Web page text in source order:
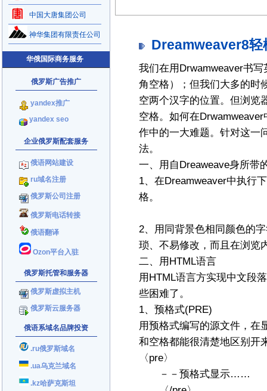
中国大唐集团公司
神华集团有限责任公司
华俄国际商务服务
俄罗斯广告推广
yandex推广
yandex seo
企业俄罗斯配套服务
俄语网站建设
ru域名注册
俄罗斯公司注册
俄罗斯电话转接
俄语翻译
Ozon平台入驻
俄罗斯托管和服务器
俄罗斯虚拟主机
俄罗斯云服务器
俄语系域名品牌投资
.ru俄罗斯域名
.ua乌克兰域名
.kz哈萨克斯坦
Dreamweaver8轻
我们在用Drwamweaver书
角空格）；但我们大多的时
空两个汉字的位置。但浏览
空格。如何在
作中的一大难题。针对这一
法。
一、用自Dreaweave身所带
1、在Dreamweaver中执行
格。
2、用同背景色相同颜色的
琐、不易修改，而且在浏览
二、用HTML语言
用HTML语言方实现中文段
些困难了。
1、预格式(PRE)
用预格式编写的源文件，在
和空格都能很清楚地区
〈pre〉
－－预格式显示……